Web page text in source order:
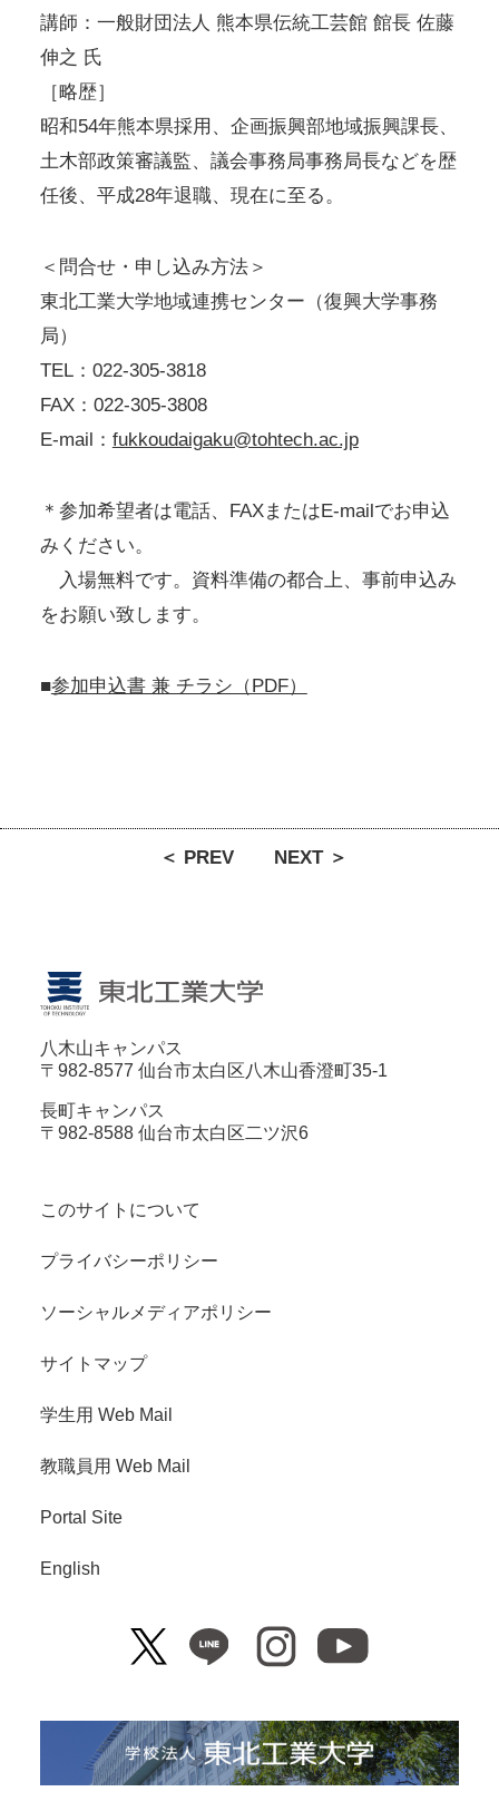
講師：一般財団法人 熊本県伝統工芸館 館長 佐藤
伸之 氏
［略歴］
昭和54年熊本県採用、企画振興部地域振興課長、
土木部政策審議監、議会事務局事務局長などを歴
任後、平成28年退職、現在に至る。
＜問合せ・申し込み方法＞
東北工業大学地域連携センター（復興大学事務
局）
TEL：022-305-3818
FAX：022-305-3808
E-mail： fukkoudaigaku@tohtech.ac.jp
＊参加希望者は電話、FAXまたはE-mailでお申込
みください。
入場無料です。資料準備の都合上、事前申込み
をお願い致します。
■参加申込書 兼 チラシ（PDF）
＜ PREV NEXT ＞
八木山キャンパス
〒982-8577 仙台市太白区八木山香澄町35-1
長町キャンパス
〒982-8588 仙台市太白区二ツ沢6
このサイトについて
プライバシーポリシー
ソーシャルメディアポリシー
サイトマップ
学生用 Web Mail
教職員用 Web Mail
Portal Site
English